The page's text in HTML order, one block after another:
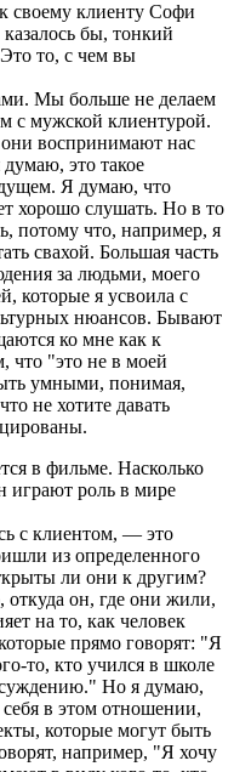
своему клиенту Софи
бы, тонкий
то, с чем вы
Мы больше не делаем
с мужской клиентурой.
воспринимают нас
это такое
Я думаю, что
хорошо слушать. Но в то
потому что, например, я
свахой. Большая часть
за людьми, моего
которые я усвоила с
нюансов. Бывают
ко мне как к
что "это не в моей
умными, понимая,
не хотите давать
в фильме. Насколько
играют роль в мире
с клиентом, — это
из определенного
ли они к другим?
он, где они жили,
на то, как человек
прямо говорят: "Я
то, кто учился в школе
Но я думаю,
в этом отношении,
которые могут быть
например, "Я хочу